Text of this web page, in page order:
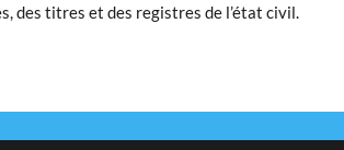
des titres et des registres de l’état civil.